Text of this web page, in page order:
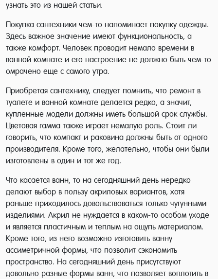
узнать это из нашей статьи.
Покупка сантехники чем-то напоминает покупку одежды.
Здесь важное значение имеют функциональность, а
также комфорт. Человек проводит немало времени в
ванной комнате и его настроение не должно быть чем-то
омрачено еще с самого утра.
Приобретая сантехнику, следует помнить, что ремонт в
туалете и ванной комнате делается редко, а значит,
купленные модели должны иметь большой срок службы.
Цветовая гамма также играет немалую роль. Стоит ли
говорить, что компакт и раковина должны быть от одного
производителя. Кроме того, желательно, чтобы они были
изготовлены в один и тот же год.
Что касается ванн, то на сегодняшний день нередко
делают выбор в пользу акриловых вариантов, хотя
раньше приходилось довольствоваться только чугунными
изделиями. Акрил не нуждается в каком-то особом уходе
и является пластичным и теплым на ощупь материалом.
Кроме того, из него возможно изготовить ванну
ассиметричной формы, что позволит сэкономить
пространство. На сегодняшний день присутствуют
довольно разные формы ванн, что позволяет воплотить в